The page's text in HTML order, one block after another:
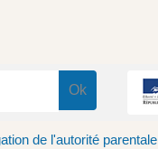
de l'autorité parentale